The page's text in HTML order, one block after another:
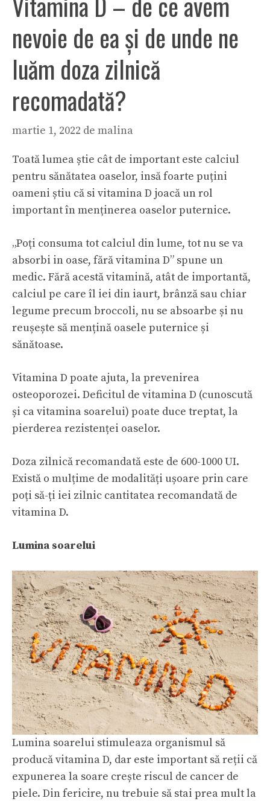
nevoie de ea și de unde ne
luăm doza zilnică
recomadată?
martie 1, 2022 de malina
Toată lumea știe cât de important este calciul
pentru sănătatea oaselor, insă foarte puțini
oameni știu că si vitamina D joacă un rol
important în menținerea oaselor puternice.
„Poți consuma tot calciul din lume, tot nu se va
absorbi in oase, fără vitamina D” spune un
medic. Fără acestă vitamină, atât de importantă,
calciul pe care îl iei din iaurt, brânză sau chiar
legume precum broccoli, nu se absoarbe și nu
reușește să mențină oasele puternice și
sănătoase.
Vitamina D poate ajuta, la prevenirea
osteoporozei. Deficitul de vitamina D (cunoscută
și ca vitamina soarelui) poate duce treptat, la
pierderea rezistenței oaselor.
Doza zilnică recomandată este de 600-1000 UI.
Există o mulțime de modalități ușoare prin care
poți să-ți iei zilnic cantitatea recomandată de
vitamina D.
Lumina soarelui
Lumina soarelui stimuleaza organismul să
producă vitamina D, dar este important să reții că
expunerea la soare crește riscul de cancer de
piele. Din fericire, nu trebuie să stai prea mult la